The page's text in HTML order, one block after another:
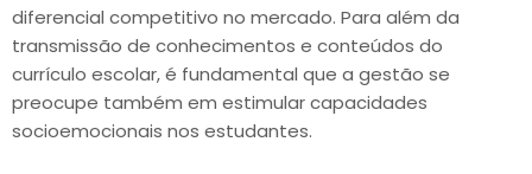
diferencial competitivo no mercado. Para além da
transmissão de conhecimentos e conteúdos do
currículo escolar, é fundamental que a gestão se
preocupe também em estimular capacidades
socioemocionais nos estudantes.